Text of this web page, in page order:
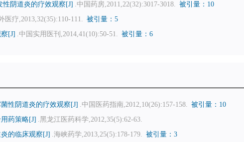
阴道炎的疗效观察[J] .中国药房,2011,22(32):3017-3018. 被引量：10
医疗,2013,32(35):110-111. 被引量：5
[J] .中国实用医刊,2014,41(10):50-51. 被引量：6
性阴道炎的疗效观察[J] .中国医药指南,2012,10(26):157-158. 被引量：10
药策略[J] .黑龙江医药科学,2012,35(5):62-63.
的临床观察[J] .海峡药学,2013,25(5):178-179. 被引量：3